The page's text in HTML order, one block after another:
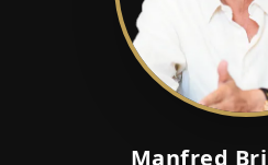
Manfred